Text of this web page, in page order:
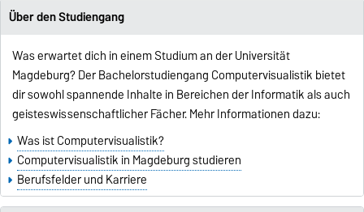
Über den Studiengang
Was erwartet dich in einem Studium an der Universität
Magdeburg? Der Bachelorstudiengang Computervisualistik bietet
dir sowohl spannende Inhalte in Bereichen der Informatik als auch
geisteswissenschaftlicher Fächer. Mehr Informationen dazu:
Was ist Computervisualistik?
Computervisualistik in Magdeburg studieren
Berufsfelder und Karriere